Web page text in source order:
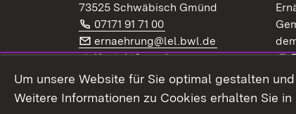
73525 Schwäbisch Gmünd
Telefon:
07171 91 71 00 (Öffnet in neuem Fenster)
E-Mail:
ernaehrung@lel.bwl.de (Öffnet in
Kontaktformular
Extern:
LinkedIn (Öffnet in neuem Fenster)
Um unsere Website für Sie optimal gestalten
Weitere Informationen zu Cookies erhalten Sie in